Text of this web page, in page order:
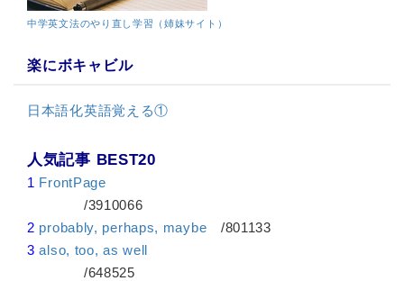
中学英文法のやり直し学習（姉妹サイト）
楽にボキャビル
日本語化英語覚える①
人気記事 BEST20
1 FrontPage
/3910066
2 probably, perhaps, maybe /801133
3 also, too, as well
/648525